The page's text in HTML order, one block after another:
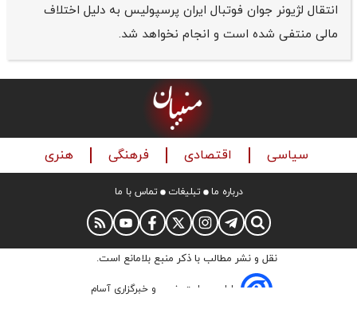
انتقال لژیونر جوان فوتبال ایران پرسپولیس به دلیل اختلاف
مالی منتفی شده است و انجام نخواهد شد.
سیاسی اقتصادی فرهنگی هنری
درباره ما تبلیغات تماس با ما
نقل و نشر مطالب با ذکر منبع بلامانع است.
طراحی سایت خبری و خبرگزاری آسام